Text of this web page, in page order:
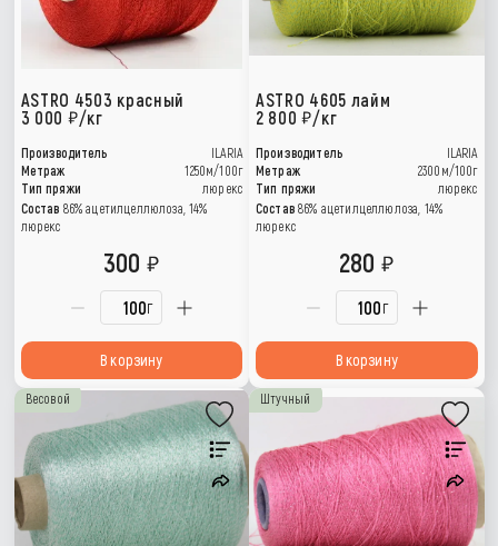
ASTRO 4503 красный
3 000
/кг
Производитель
ILARIA
Метраж
1250м/100г
Тип пряжи
люрекс
Состав 86% ацетилцеллюлоза, 14%
люрекс
г
300
В корзину
ASTRO 4605 лайм
2 800 /кг
Производитель
ILARIA
Метраж
2300м/100г
Тип пряжи
люрекс
Состав 86% ацетилцеллюлоза, 14%
люрекс
г
280
В корзину
Весовой Штучный